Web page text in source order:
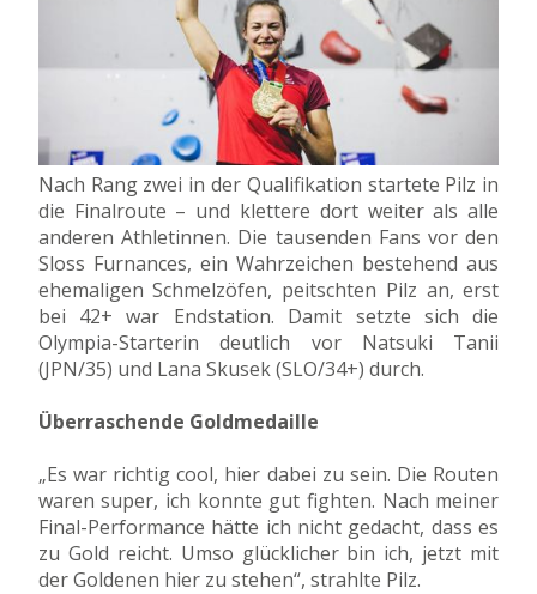
Nach Rang zwei in der Qualifikation startete Pilz in
die Finalroute – und klettere dort weiter als alle
anderen Athletinnen. Die tausenden Fans vor den
Sloss Furnances, ein Wahrzeichen bestehend aus
ehemaligen Schmelzöfen, peitschten Pilz an, erst
bei 42+ war Endstation. Damit setzte sich die
Olympia-Starterin deutlich vor Natsuki Tanii
(JPN/35) und Lana Skusek (SLO/34+) durch.
Überraschende Goldmedaille
„Es war richtig cool, hier dabei zu sein. Die Routen
waren super, ich konnte gut fighten. Nach meiner
Final-Performance hätte ich nicht gedacht, dass es
zu Gold reicht. Umso glücklicher bin ich, jetzt mit
der Goldenen hier zu stehen“, strahlte Pilz.